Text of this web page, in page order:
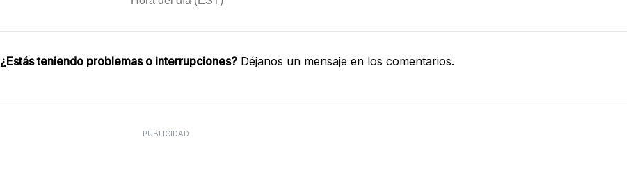
¿Estás teniendo problemas o interrupciones? Déjanos un mensaje en los comentarios.
PUBLICIDAD